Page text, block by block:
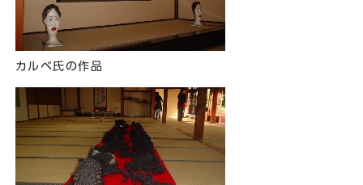
カルベ氏の作品